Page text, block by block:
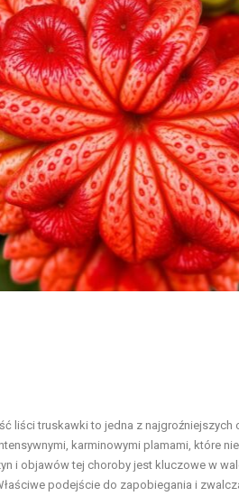
liści truskawki to jedna z
karminowymi plamami, które
i objawów tej choroby jest kluczowe w
podejście do zapobiegania i